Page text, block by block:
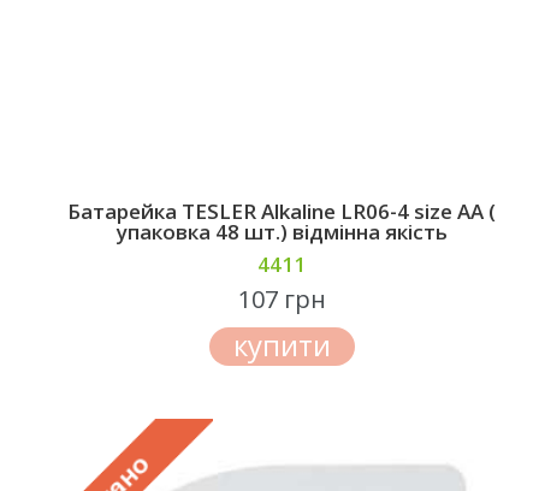
Батарейкa TESLER Alkaline LR06-4 size AA (
упаковка 48 шт.) відмінна якість
4411
107 грн
купити